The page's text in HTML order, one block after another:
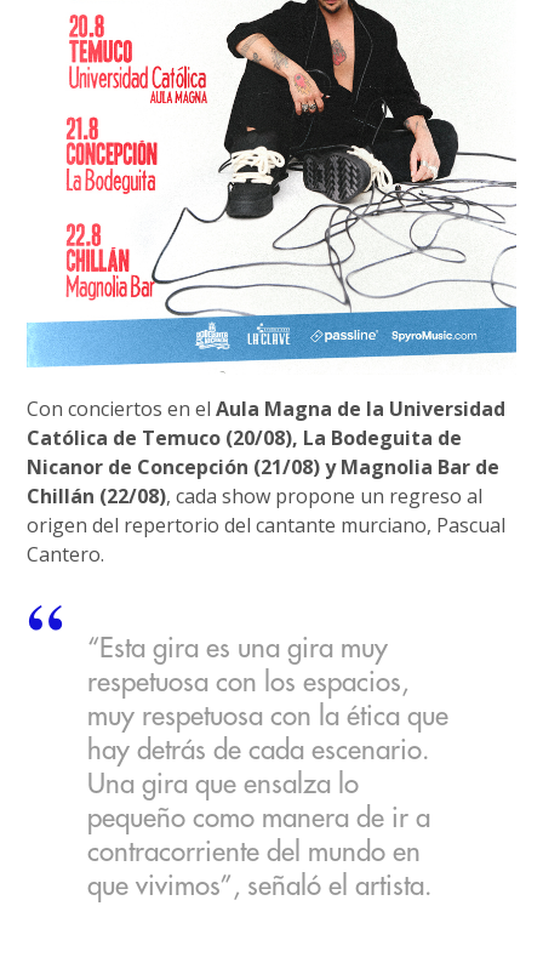
Con conciertos en elAula Magna de la Universidad
Católica de Temuco (20/08), La Bodeguita de
Nicanor de Concepción (21/08) y Magnolia Bar de
Chillán (22/08), cada show propone un regreso al
origen del repertorio del cantante murciano, Pascual
Cantero.
“Esta gira es una gira muy
respetuosa con los espacios,
muy respetuosa con la ética que
hay detrás de cada escenario.
Una gira que ensalza lo
pequeño como manera de ir a
contracorriente del mundo en
que vivimos”, señaló el artista.